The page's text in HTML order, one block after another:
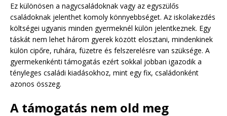
Ez különösen a nagycsaládoknak vagy az egyszülős
családoknak jelenthet komoly könnyebbséget. Az iskolakezdés
költségei ugyanis minden gyermeknél külön jelentkeznek. Egy
táskát nem lehet három gyerek között elosztani, mindenkinek
külön cipőre, ruhára, füzetre és felszerelésre van szüksége. A
gyermekenkénti támogatás ezért sokkal jobban igazodik a
tényleges családi kiadásokhoz, mint egy fix, családonként
azonos összeg.
A támogatás nem old meg